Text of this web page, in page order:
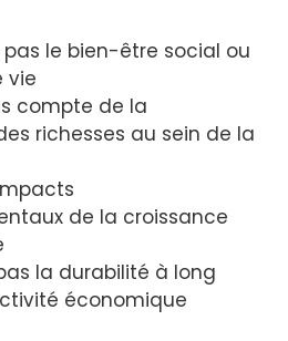
pas le bien-être social ou
vie
compte de la
richesses au sein de la
de la croissance
la durabilité à long
économique